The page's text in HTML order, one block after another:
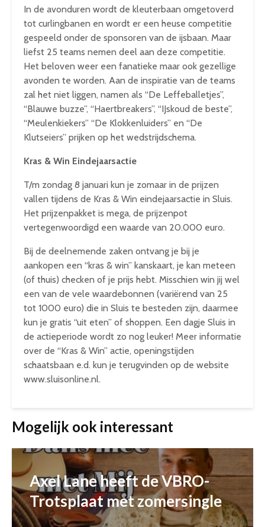
In de avonduren wordt de kleuterbaan omgetoverd
tot curlingbanen en wordt er een heuse competitie
gespeeld onder de sponsoren van de ijsbaan. Maar
liefst 25 teams nemen deel aan deze competitie.
Het beloven weer een fanatieke maar ook gezellige
avonden te worden. Aan de inspiratie van de teams
zal het niet liggen, namen als “De Leffeballetjes”,
“Blauwe buzze”, “Haertbreakers”, “IJskoud de beste”,
“Meulenkiekers” “De Klokkenluiders” en “De
Klutseiers” prijken op het wedstrijdschema.
Kras & Win Eindejaarsactie
T/m zondag 8 januari kun je zomaar in de prijzen
vallen tijdens de Kras & Win eindejaarsactie in Sluis.
Het prijzenpakket is mega, de prijzenpot
vertegenwoordigd een waarde van 20.000 euro.
Bij de deelnemende zaken ontvang je bij je
aankopen een “kras & win” kanskaart, je kan meteen
(of thuis) checken of je prijs hebt. Misschien win jij wel
een van de vele waardebonnen (variërend van 25
tot 1000 euro) die in Sluis te besteden zijn, daarmee
kun je gratis “uit eten” of shoppen. Een dagje Sluis in
de actieperiode wordt zo nog leuker! Meer informatie
over de “Kras & Win” actie, openingstijden
schaatsbaan e.d. kun je terugvinden op de website
www.sluisonline.nl.
Mogelijk ook interessant
Axel Lane heeft de VBRO-
Trotsplaat met zomersingle